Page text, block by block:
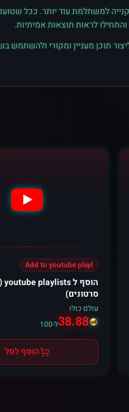
למשתלמת עוד יותר. ככל
תוכן מעניין ומקורי
Add to youtube playl
סרטונים)
עולם כולו
38.88ל-100
הוסף לסל